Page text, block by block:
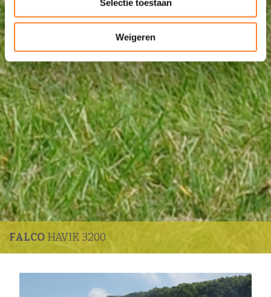
Selectie toestaan
Weigeren
FALCO HAVIK 3200